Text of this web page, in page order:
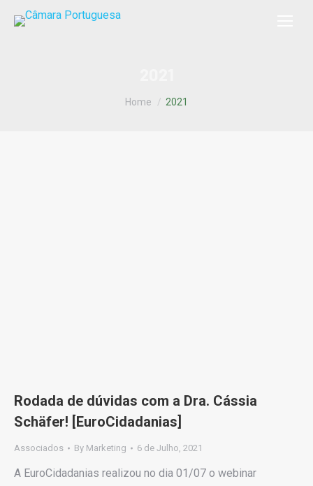
You are here:
Home 2021
Rodada de dúvidas com a Dra. Cássia
Schäfer! [EuroCidadanias]
Associados By Marketing 6 de Julho, 2021
A EuroCidadanias realizou no dia 01/07 o webinar